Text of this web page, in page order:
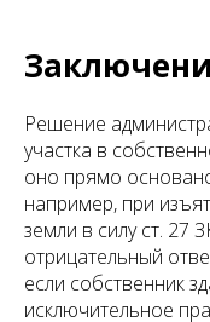
Решение
участка в
оно прямо
например, при
земли в силу ст. 27
отрицательный
если собственник
исключительное